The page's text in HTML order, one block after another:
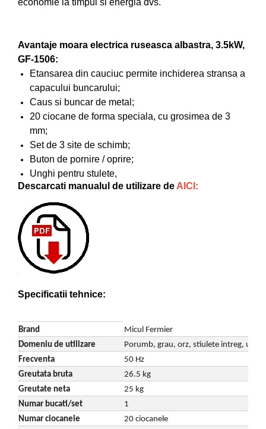
Accesorii pentru irigatii
Furtunuri
Pompe de apa de suprafata
Pompe recirculare
Pompe submersibile
Sisteme de irigat si stropit
Timp liber
Accesorii pentru ATV
ATV-uri
Biciclete
Scuter
Tocatoare resturi vegetale
Granulatoare de furaje
economie la timpul si energia dvs.
Avantaje moara electrica ruseasca albastra, 3.5kW,
GF-1506:
Etansarea din cauciuc permite inchiderea stransa a
capacului buncarului;
Caus si buncar de metal;
20 ciocane de forma speciala, cu grosimea de 3
mm;
Set de 3 site de schimb;
Buton de pornire / oprire;
Unghi pentru stulete,
Descarcati manualul de utilizare de AICI:
Specificatii tehnice:
Brand
Micul Fermier
Domeniu de utilizare
Porumb, grau, orz, stiulete intreg,
Frecventa
50 Hz
Greutata bruta
26.5 kg
Greutate neta
25 kg
Numar bucati/set
1
Numar ciocanele
20 ciocanele